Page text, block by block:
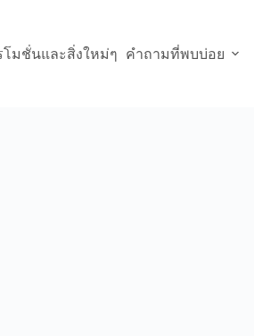
โมชั่นและสิ่งใหม่ๆ คำถามที่พบบ่อย